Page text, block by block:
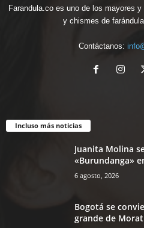
Farandula.co es uno de los mayores
y chismes de
Contáctanos:
Incluso más noticias
Juanita Molina
«Burundanga»
6 agosto, 2026
Bogotá se
grande de